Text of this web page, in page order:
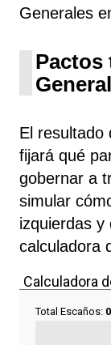
Generales
Pactos
El resultado
fijará qué
gobernar a
simular
izquierdas y
calculadora
Calculadora
Total Escaños: 0